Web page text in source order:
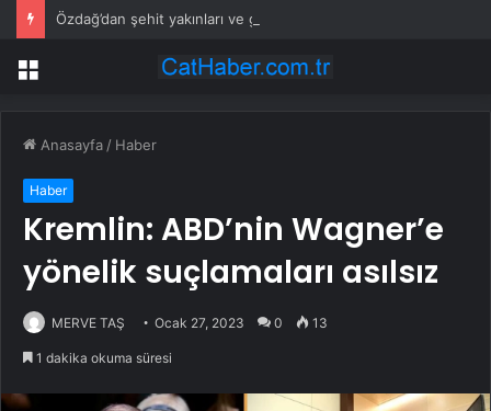
Menü
Anasayfa / Haber
Haber
Kremlin: ABD’nin Wagner’e
yönelik suçlamaları asılsız
MERVE TAŞ Ocak 27, 2023 0 13
1 dakika okuma süresi